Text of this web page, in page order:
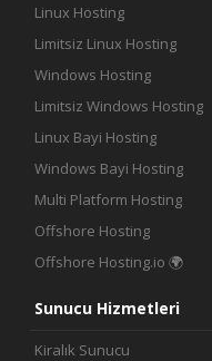
Linux Hosting
Limitsiz Linux Hosting
Windows Hosting
Limitsiz Windows Hosting
Linux Bayi Hosting
Windows Bayi Hosting
Multi Platform Hosting
Offshore Hosting
Offshore Hosting.io 🌍
Sunucu Hizmetleri
Kiralık Sunucu